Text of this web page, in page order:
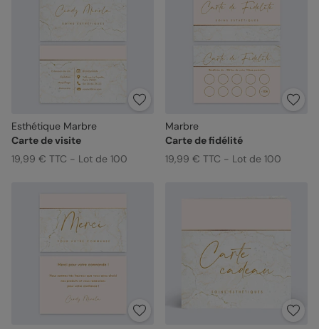
Esthétique Marbre
Carte de visite
19,99 € TTC - Lot de 100
Marbre
Carte de fidélité
19,99 € TTC - Lot de 100